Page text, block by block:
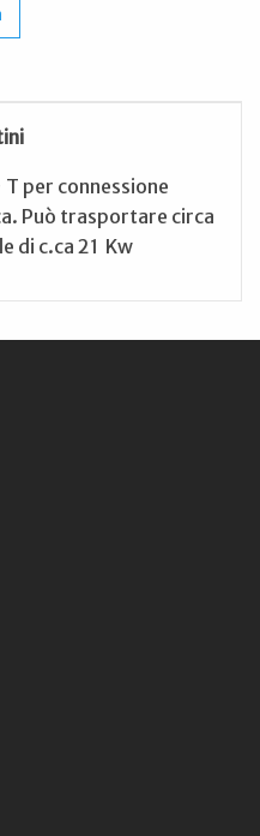
per connessione
Può trasportare circa
di c.ca 21 Kw